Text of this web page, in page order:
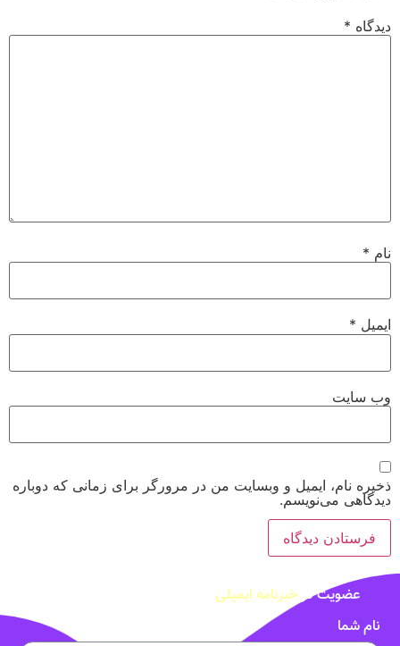
دیدگاه *
نام *
ایمیل *
وب‌ سایت
ذخیره نام، ایمیل و وبسایت من در مرورگر برای زمانی که دوباره
دیدگاهی می‌نویسم.
عضویت در خبرنامه ایمیلی
نام شما